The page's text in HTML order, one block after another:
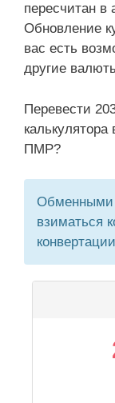
пересчитан в
Обновление
вас есть
другие
Перевести
ПМР?
Обменными
взиматься